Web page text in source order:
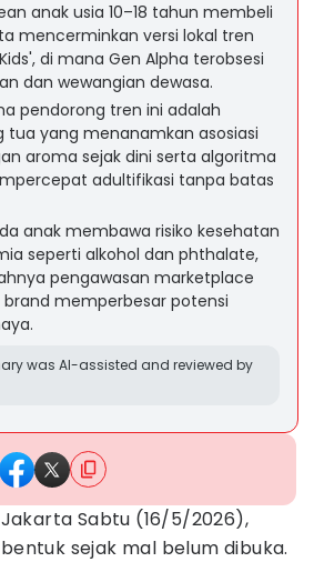
anak usia 10–18 tahun membeli
mencerminkan versi lokal tren
di mana Gen Alpha terobsesi
dan wewangian dewasa.
pendorong tren ini adalah
tua yang menanamkan asosiasi
aroma sejak dini serta algoritma
adultifikasi tanpa batas
anak membawa risiko kesehatan
seperti alkohol dan phthalate,
pengawasan marketplace
memperbesar potensi
was AI-assisted and reviewed by
Jakarta Sabtu (16/5/2026),
sejak mal belum dibuka.